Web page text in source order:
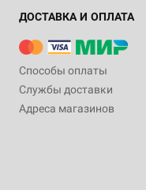
ДОСТАВКА И ОПЛАТА
Способы оплаты
Службы доставки
Адреса магазинов